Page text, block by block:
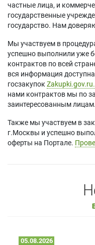
частные лица, и
государственные
государство. Нам
Мы участвуем в
успешно выполнили уже
контрактов по всей
вся информация
госзакупок Zakupki.gov.ru.
нами контрактов мы по
заинтересованным лицам.
Также мы участвуем в
г.Москвы и успешно
оферты на Портале.
05.08.2026